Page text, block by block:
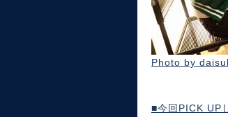
Photo by
■今回PICK UP